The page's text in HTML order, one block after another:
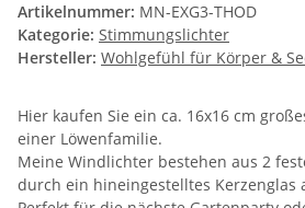
Artikelnummer: MN-EXG3-THOD
Kategorie: Stimmungslichter
Hersteller: Wohlgefühl für Körper &
Hier kaufen Sie ein ca. 16x16 cm
einer Löwenfamilie.
Meine Windlichter bestehen aus 2
durch ein hineingestelltes Kerzenglas